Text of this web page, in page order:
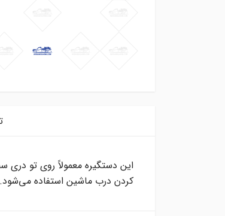
این دستگیره معمولاً روی تو
کردن درب ماشین استفاده